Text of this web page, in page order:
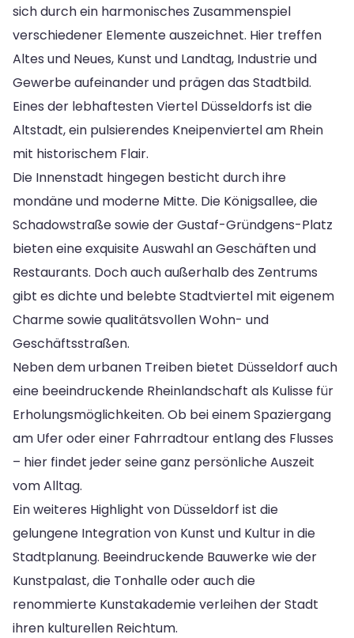
sich durch ein harmonisches Zusammenspiel
verschiedener Elemente auszeichnet. Hier treffen
Altes und Neues, Kunst und Landtag, Industrie und
Gewerbe aufeinander und prägen das Stadtbild.
Eines der lebhaftesten Viertel Düsseldorfs ist die
Altstadt, ein pulsierendes Kneipenviertel am Rhein
mit historischem Flair.
Die Innenstadt hingegen besticht durch ihre
mondäne und moderne Mitte. Die Königsallee, die
Schadowstraße sowie der Gustaf-Gründgens-Platz
bieten eine exquisite Auswahl an Geschäften und
Restaurants. Doch auch außerhalb des Zentrums
gibt es dichte und belebte Stadtviertel mit eigenem
Charme sowie qualitätsvollen Wohn- und
Geschäftsstraßen.
Neben dem urbanen Treiben bietet Düsseldorf auch
eine beeindruckende Rheinlandschaft als Kulisse für
Erholungsmöglichkeiten. Ob bei einem Spaziergang
am Ufer oder einer Fahrradtour entlang des Flusses
– hier findet jeder seine ganz persönliche Auszeit
vom Alltag.
Ein weiteres Highlight von Düsseldorf ist die
gelungene Integration von Kunst und Kultur in die
Stadtplanung. Beeindruckende Bauwerke wie der
Kunstpalast, die Tonhalle oder auch die
renommierte Kunstakademie verleihen der Stadt
ihren kulturellen Reichtum.